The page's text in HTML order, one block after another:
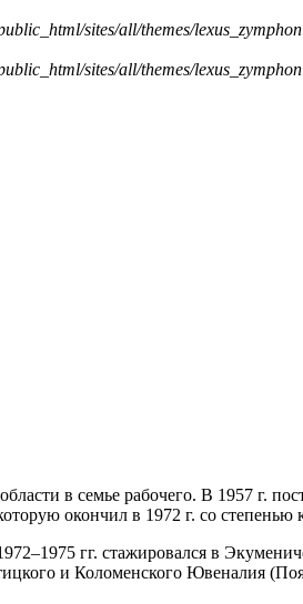
sites/all/themes/
sites/all/themes/
в семье рабочего. В 1957 г.
окончил в 1972 г. со степенью
гг. стажировался в
и Коломенского Ювеналия